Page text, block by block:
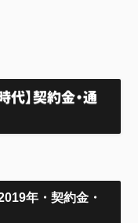
】契約金・通
年・契約金・